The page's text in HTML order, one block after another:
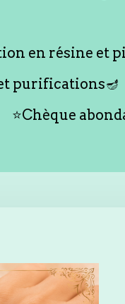
en résine et
purifications🪔
⭐️Chèque